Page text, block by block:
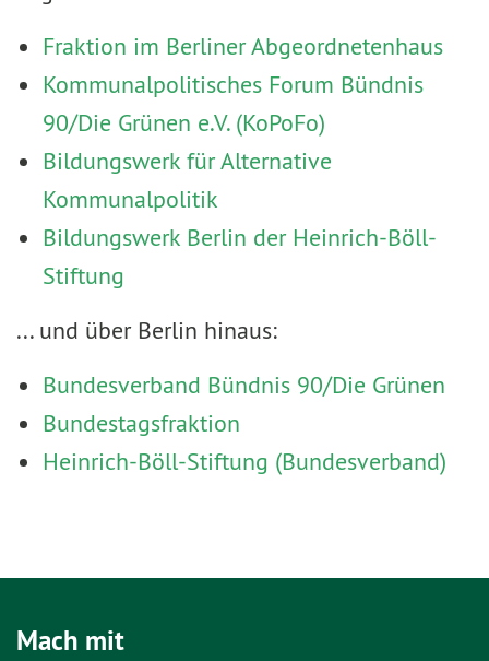
Fraktion im Berliner Abgeordnetenhaus
Kommunalpolitisches Forum Bündnis
90/Die Grünen e.V. (KoPoFo)
Bildungswerk für Alternative
Kommunalpolitik
Bildungswerk Berlin der Heinrich-Böll-
Stiftung
... und über Berlin hinaus:
Bundesverband Bündnis 90/Die Grünen
Bundestagsfraktion
Heinrich-Böll-Stiftung (Bundesverband)
Mach mit